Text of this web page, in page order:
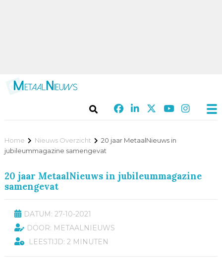
Home Nieuws Overzicht
20 jaar MetaalNieuws in
jubileummagazine samengevat
20 jaar MetaalNieuws in jubileummagazine
samengevat
DATUM: 27-10-2021
DOOR: METAALNIEUWS
LEESTIJD: 2 MINUTEN